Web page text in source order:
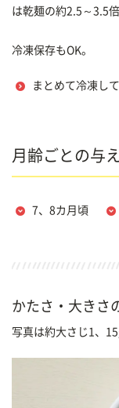
は乾麺の約2.5～3.5
冷凍保存もOK。
まとめて冷凍し
月齢ごとの与
7、8カ月頃
かたさ・大きさ
写真は約大さじ1、